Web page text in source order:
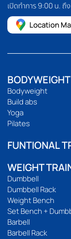
เปิดทำการ 9:00 น. ถึ
Location
BODYWEIGHT
Bodyweight
Build abs
Yoga
Pilates
FUNTIONAL
WEIGHT
Dumbbell
Dumbbell Rack
Weight Bench
Set Bench +
Barbell
Barbell Rack